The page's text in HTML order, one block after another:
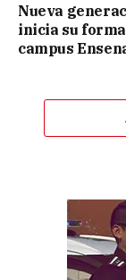
Nueva
inicia su
campus